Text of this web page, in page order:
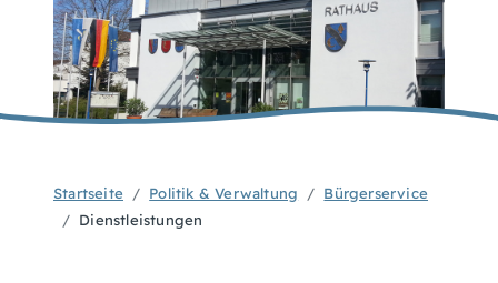
Startseite Politik & Verwaltung
Bürgerservice
Dienstleistungen